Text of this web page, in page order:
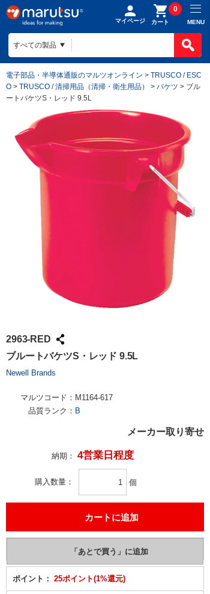
マイページ カート
0
MENU
電子部品・半導体通販のマルツオンライン > TRUSCO / ESC
O > TRUSCO / 清掃用品（清掃・衛生用品） > バケツ > ブル
ートバケツS・レッド 9.5L
2963-RED
ブルートバケツS・レッド 9.5L
Newell Brands
マルツコード： M1164-617
品質ランク： B
メーカー取り寄せ
納期： 4営業日程度
購入数量 個
ポイント： 25ポイント(1%還元)